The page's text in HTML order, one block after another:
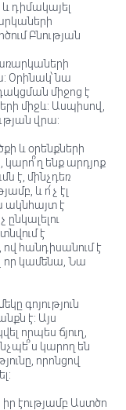
դիմակայել
Բնության
Օրինակ՝ նա
միջոց է
միջև: Ասպիսով,
վրա:
և օրենքների
ենք արդյոք
է, մինչդեռ
և ո՛չ էլ
ակնհայտ է
ընկալելու
է
հանդիսանում է
որ կամենա, Նա
գոյություն
է: Այս
որպես ճյուղ,
կարող են
որոնցով
էությամբ Աստծո